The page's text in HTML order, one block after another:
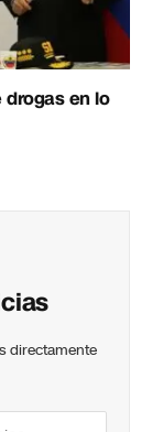
drogas en lo
directamente